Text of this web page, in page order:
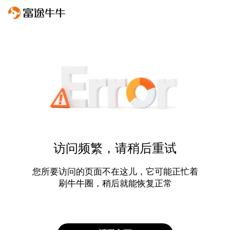
访问频繁，请稍后重试
您所要访问的页面不在这儿，它可能正忙着
刷牛牛圈，稍后就能恢复正常